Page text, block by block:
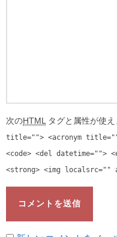
次のHTML タグと属性が使え
title=""> <acronym
<code> <del datetime="">
<strong> <img localsrc=""